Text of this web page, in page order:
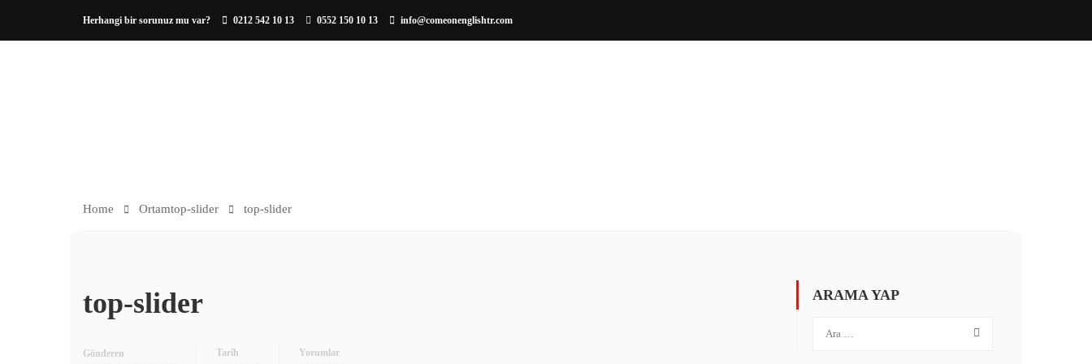
Herhangi bir sorunuz mu var? 0212 542 10 13 0552 150 10 13 info@comeonenglishtr.com
Home Ortamtop-slider top-slider
top-slider
Gönderen
Tarih
Yorumlar
ARAMA YAP